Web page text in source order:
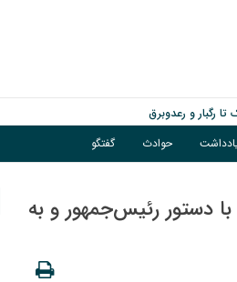
رگبار و رعدوبرق
حوادث گفتگو
با دستور رئیس‌جمهور و به